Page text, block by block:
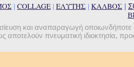
| COLLAGE | ΕΛΥΤΗΣ | ΚΑΛΒΟΣ |
και αναπαραγωγή οποιωνδήποτε
αποτελούν πνευματική ιδιοκτησία,